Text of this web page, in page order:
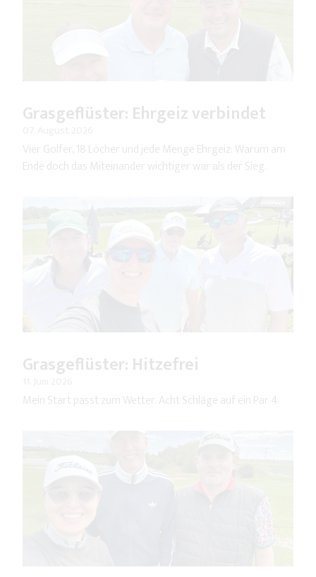
Grasgeflüster: Ehrgeiz verbindet
Vier Golfer, 18 Löcher und jede Menge Ehrgeiz: Warum am
Ende doch das Miteinander wichtiger war als der Sieg.
Grasgeflüster: Hitzefrei
Mein Start passt zum Wetter. Acht Schläge auf ein Par 4.